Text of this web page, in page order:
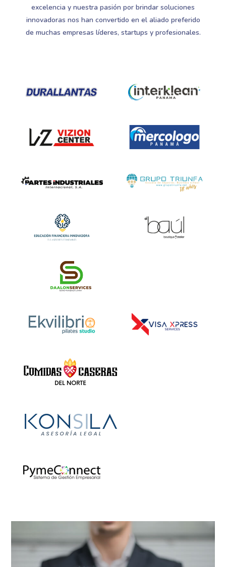
excelencia y nuestra pasión por brindar soluciones
innovadoras nos han convertido en el aliado preferido
de muchas empresas líderes, startups y profesionales.